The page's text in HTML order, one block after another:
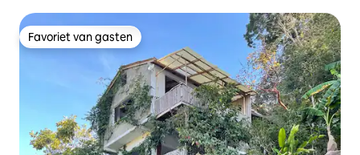
Favoriet van gasten
Favoriet van gasten